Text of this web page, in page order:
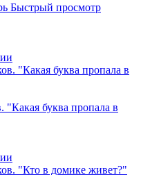
Быстрый просмотр
"Какая буква пропала в